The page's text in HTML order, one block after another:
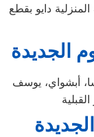
دايو بقطع
الجديدة
أبشواي، يوسف